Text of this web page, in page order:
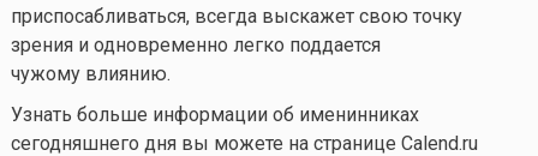
приспосабливаться, всегда выскажет свою точку
зрения и одновременно легко поддается
чужому влиянию.
Узнать больше информации об именинниках
сегодняшнего дня вы можете на странице Calend.ru